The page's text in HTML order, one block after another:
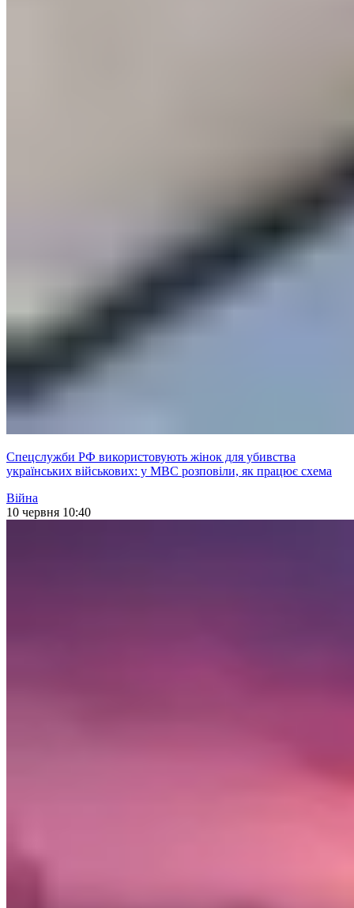
Спецслужби РФ використовують жінок для убивства
українських військових: у МВС розповіли, як працює схема
Війна
10 червня 10:40